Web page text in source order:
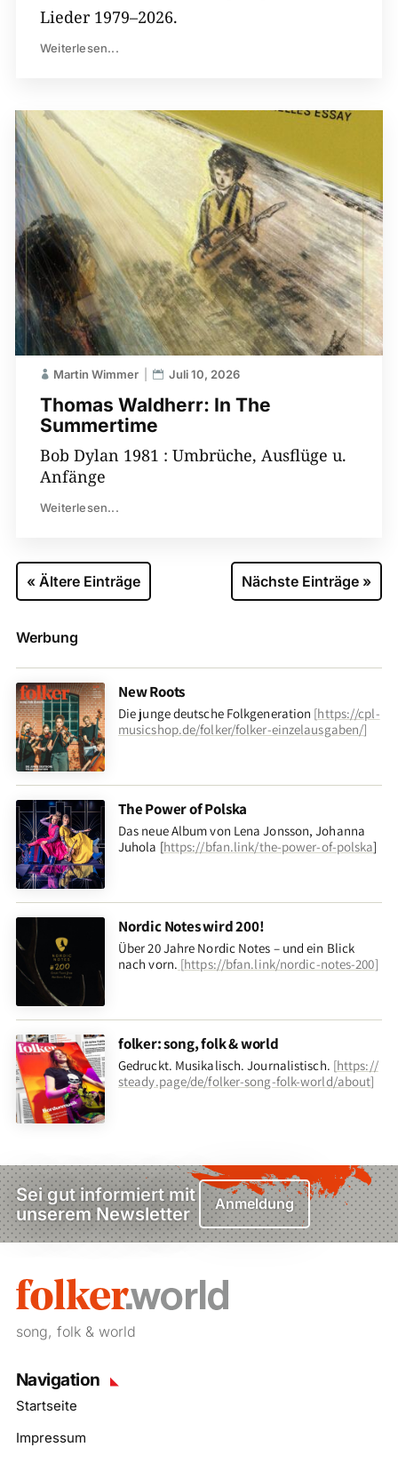
Lieder 1979–2026.
Weiterlesen...
Thomas Waldherr: In The
Summertime
Martin Wimmer Juli 10, 2026
Bob Dylan 1981 : Umbrüche, Ausflüge u.
Anfänge
Weiterlesen...
« Ältere Einträge Nächste Einträge »
Werbung
New Roots
Die junge deutsche Folkgeneration [https://cpl-
musicshop.de/folker/folker-einzelausgaben/]
The Power of Polska
Das neue Album von Lena Jonsson, Johanna
Juhola [https://bfan.link/the-power-of-polska]
Nordic Notes wird 200!
Über 20 Jahre Nordic Notes – und ein Blick
nach vorn. [https://bfan.link/nordic-notes-200]
folker: song, folk & world
Gedruckt. Musikalisch. Journalistisch. [https://
steady.page/de/folker-song-folk-world/about]
Sei gut informiert mit
unserem Newsletter
Anmeldung
song, folk & world
Navigation
Startseite
Impressum